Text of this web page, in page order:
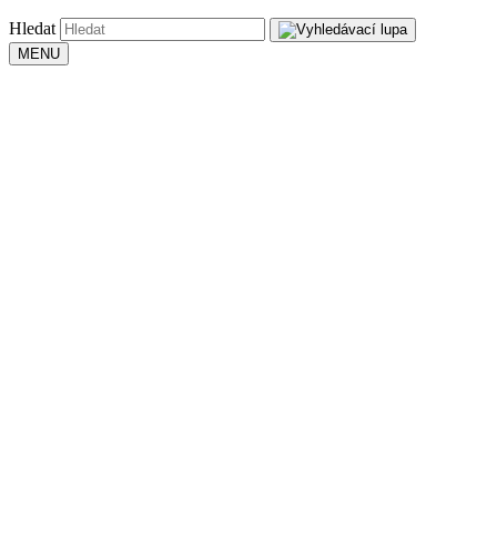
Hledat
MENU